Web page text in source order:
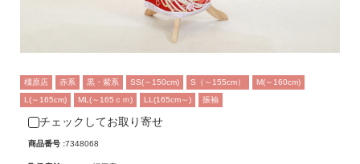
橿原店 赤系 黒・紫系 SS(～150cm) S（～155cm）
M(～160cm)
L(～165cm)
ML(～165ｃｍ) LL(165cm～) 振袖
チェックしてお取り寄せ
商品番号 :7348068